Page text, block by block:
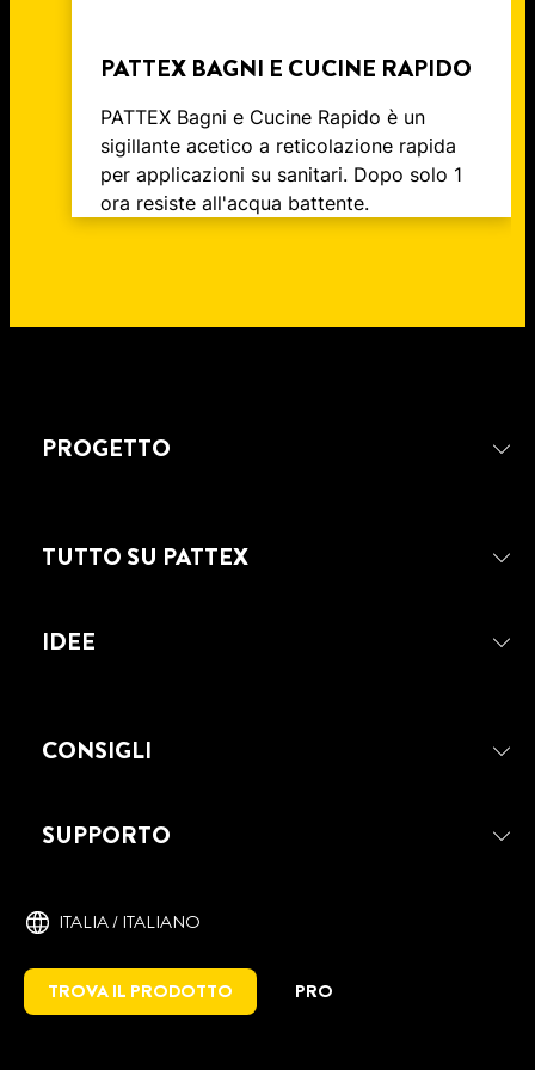
PATTEX BAGNI E CUCINE RAPIDO
PATTEX Bagni e Cucine Rapido è un
sigillante acetico a reticolazione rapida
per applicazioni su sanitari. Dopo solo 1
ora resiste all'acqua battente.
PATTEX SILICONE UNIVERSALE
diverse applicazioni, perfetto per la
PROGETTO
TUTTO SU PATTEX
IDEE
CONSIGLI
SUPPORTO
ITALIA / ITALIANO
TROVA IL PRODOTTO PRO